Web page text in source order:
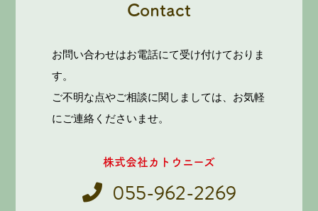
Contact
お問い合わせはお電話にて受け付けておりま
す。
ご不明な点やご相談に関しましては、お気軽
にご連絡くださいませ。
株式会社カトウニーズ
055-962-2269